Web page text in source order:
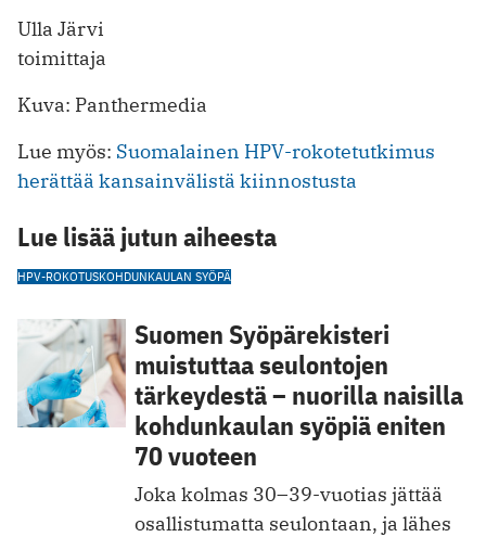
Ulla Järvi
toimittaja
Kuva: Panthermedia
Lue myös: Suomalainen HPV-rokotetutkimus
herättää kansainvälistä kiinnostusta
Lue lisää jutun aiheesta
HPV-ROKOTUSKOHDUNKAULAN SYÖPÄ
Suomen Syöpärekisteri
muistuttaa seulontojen
tärkeydestä – nuorilla naisilla
kohdunkaulan syöpiä eniten
70 vuoteen
Joka kolmas 30–39-vuotias jättää
osallistumatta seulontaan, ja lähes